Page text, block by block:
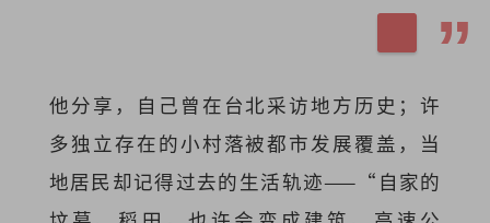
他分享，自己曾在台北采访地方历史；许
多独立存在的小村落被都市发展覆盖，当
地居民却记得过去的生活轨迹——“自家的